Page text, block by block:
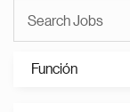
Función